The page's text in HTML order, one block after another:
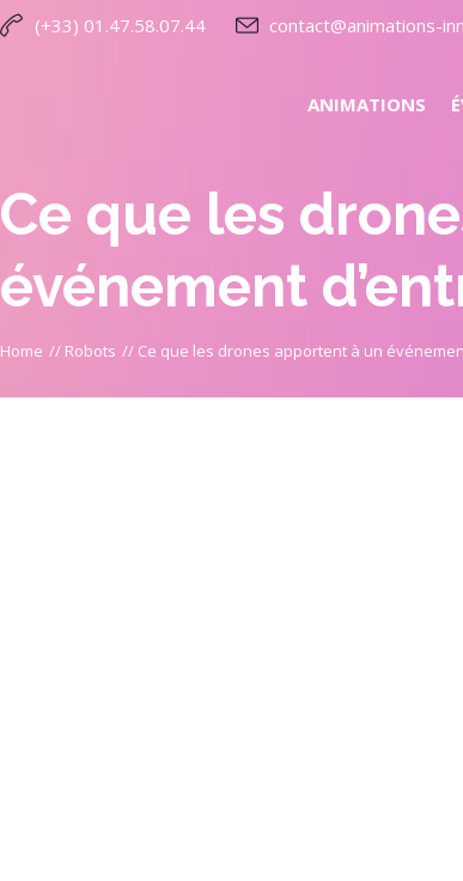
(+33) 01.47.58.07.44 contact@animations-
ANIMATIONS
Ce que les
événement
Home // Robots // Ce que les drones apportent à un